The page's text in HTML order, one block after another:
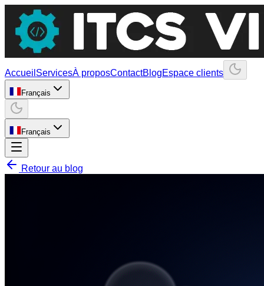
Accueil ServicesÀ proposContactBlogEspace clients
Français
Français
Retour au blog